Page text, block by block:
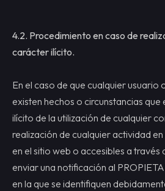
4.2. Procedimiento en caso de
carácter ilícito.
En el caso de que cualquier usuario
existen hechos o circunstancias
ilícito de la utilización de cualquier
realización de cualquier actividad
en el sitio web o accesibles a través
enviar una notificación al
en la que se identifiquen